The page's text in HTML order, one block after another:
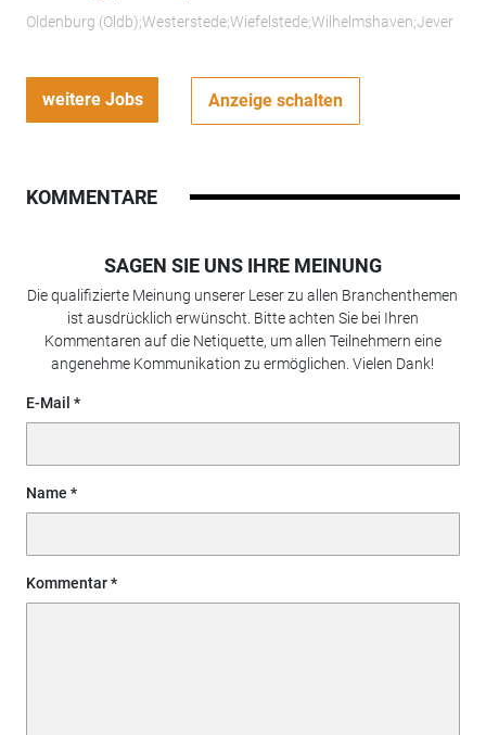
Oldenburg (Oldb);Westerstede;Wiefelstede;Wilhelmshaven;Jever
weitere Jobs Anzeige schalten
KOMMENTARE
SAGEN SIE UNS IHRE MEINUNG
Die qualifizierte Meinung unserer Leser zu allen Branchenthemen
ist ausdrücklich erwünscht. Bitte achten Sie bei Ihren
Kommentaren auf die Netiquette, um allen Teilnehmern eine
angenehme Kommunikation zu ermöglichen. Vielen Dank!
E-Mail
Name
Kommentar